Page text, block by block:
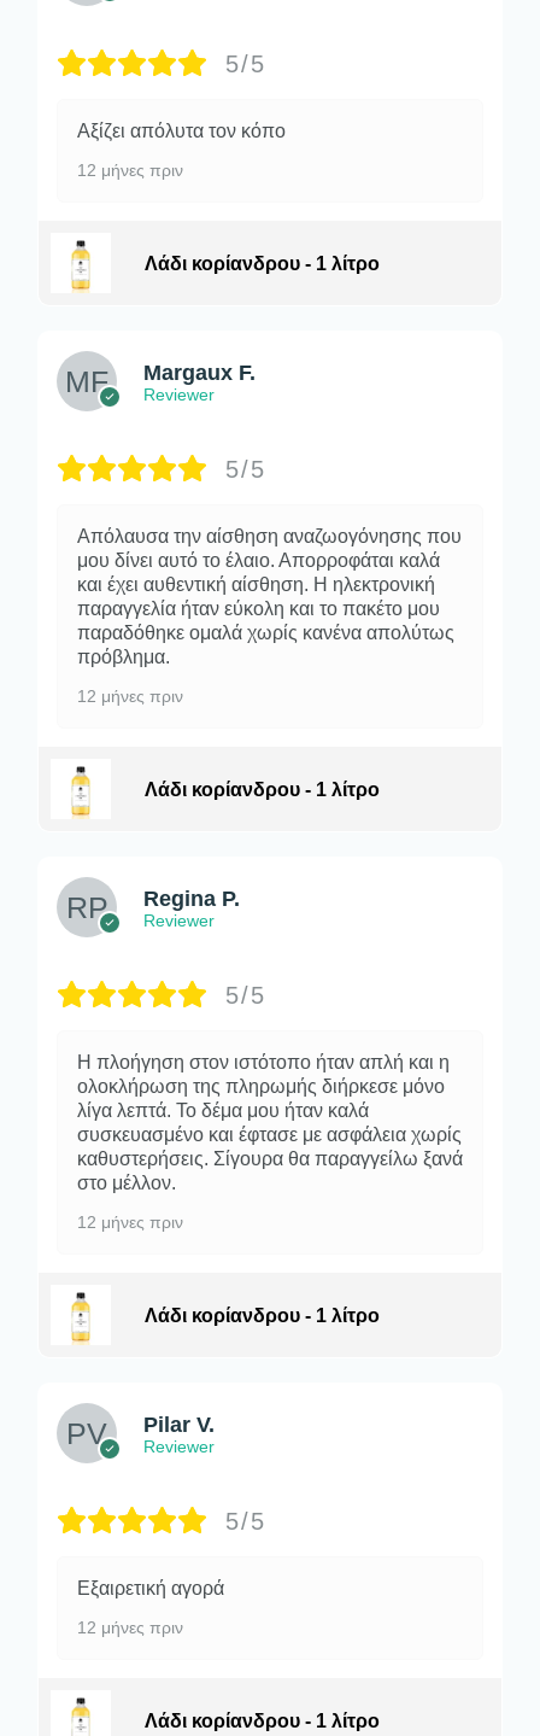
5/5
Αξίζει απόλυτα τον κόπο
12 μήνες πριν
Λάδι κορίανδρου - 1 λίτρο
Margaux F.
Reviewer
5/5
Απόλαυσα την αίσθηση αναζωογόνησης που
μου δίνει αυτό το έλαιο. Απορροφάται καλά
και έχει αυθεντική αίσθηση. Η ηλεκτρονική
παραγγελία ήταν εύκολη και το πακέτο μου
παραδόθηκε ομαλά χωρίς κανένα απολύτως
πρόβλημα.
12 μήνες πριν
Λάδι κορίανδρου - 1 λίτρο
Regina P.
Reviewer
5/5
Η πλοήγηση στον ιστότοπο ήταν απλή και η
ολοκλήρωση της πληρωμής διήρκεσε μόνο
λίγα λεπτά. Το δέμα μου ήταν καλά
συσκευασμένο και έφτασε με ασφάλεια χωρίς
καθυστερήσεις. Σίγουρα θα παραγγείλω ξανά
στο μέλλον.
12 μήνες πριν
Λάδι κορίανδρου - 1 λίτρο
Pilar V.
Reviewer
5/5
Εξαιρετική αγορά
12 μήνες πριν
Λάδι κορίανδρου - 1 λίτρο